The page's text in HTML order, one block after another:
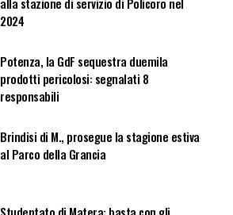
2024
Potenza, la GdF sequestra duemila
prodotti pericolosi: segnalati 8
responsabili
Brindisi di M., prosegue la stagione estiva
al Parco della Grancia